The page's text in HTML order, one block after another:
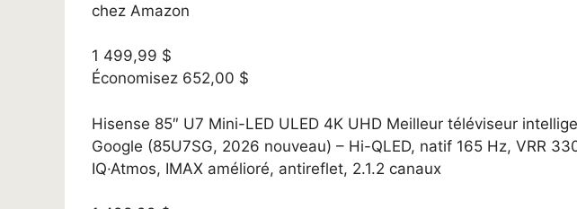
chez Amazon
1 499,99 $
Économisez 652,00 $
Hisense 85″ U7 Mini-LED ULED 4K UHD Meilleur téléviseur
Google (85U7SG, 2026 nouveau) – Hi-QLED, natif 165 Hz, VRR
IQ·Atmos, IMAX amélioré, antireflet, 2.1.2 canaux